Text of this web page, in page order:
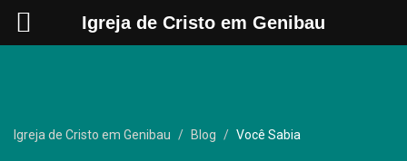
Igreja de Cristo em Genibau Blog Você Sabia
Igreja de Cristo em Genibau